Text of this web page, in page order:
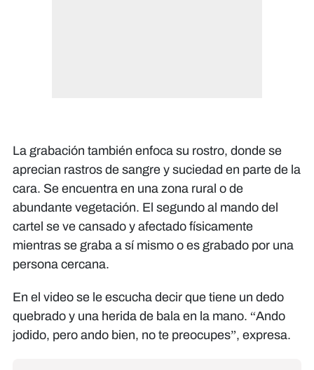
La grabación también enfoca su rostro, donde se
aprecian rastros de sangre y suciedad en parte de la
cara. Se encuentra en una zona rural o de
abundante vegetación. El segundo al mando del
cartel se ve cansado y afectado físicamente
mientras se graba a sí mismo o es grabado por una
persona cercana.
En el video se le escucha decir que tiene un dedo
quebrado y una herida de bala en la mano. “Ando
jodido, pero ando bien, no te preocupes”, expresa.